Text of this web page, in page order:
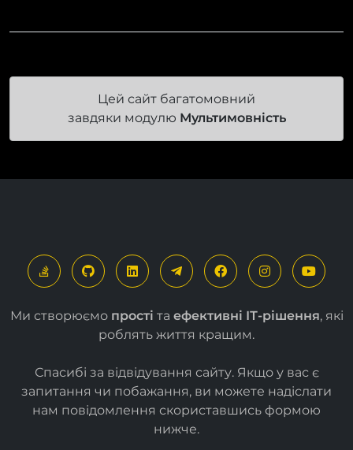
Цей сайт багатомовний
завдяки модулю
Мультимовність
Ми створюємо прості таефективні ІТ-рішення
роблять життя кращим.
Спасибі за відвідування сайту. Якщо у вас є
запитання чи побажання, ви можете надіслати
нам повідомлення скориставшись формою
нижче